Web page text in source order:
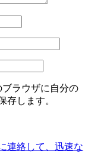
ラウザに自分の
存します。
連絡して、迅速な